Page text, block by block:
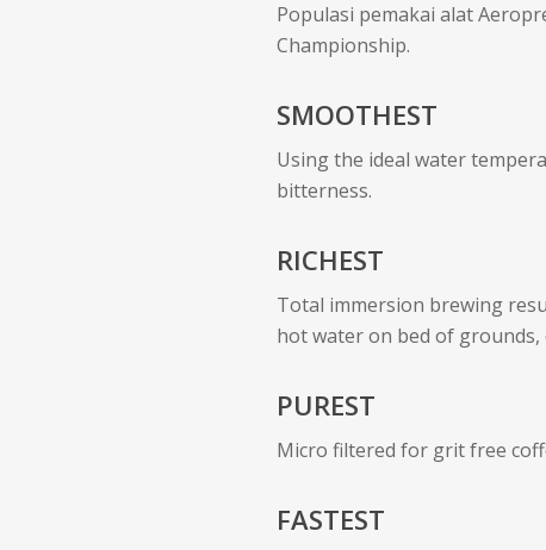
Populasi pemakai alat
Championship.
SMOOTHEST
Using the ideal water
bitterness.
RICHEST
Total immersion brewing
hot water on bed of
PUREST
Micro filtered for grit free
FASTEST